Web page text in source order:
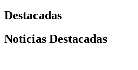
Destacadas
Noticias Destacadas